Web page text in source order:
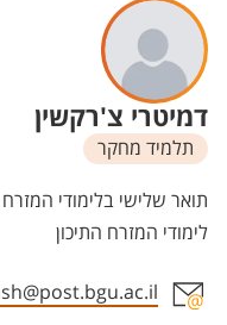
דמיטרי צ'רקשין
תלמיד מחקר
יחידות
תואר שלישי בלימודי המזרח
לימודי המזרח התיכון